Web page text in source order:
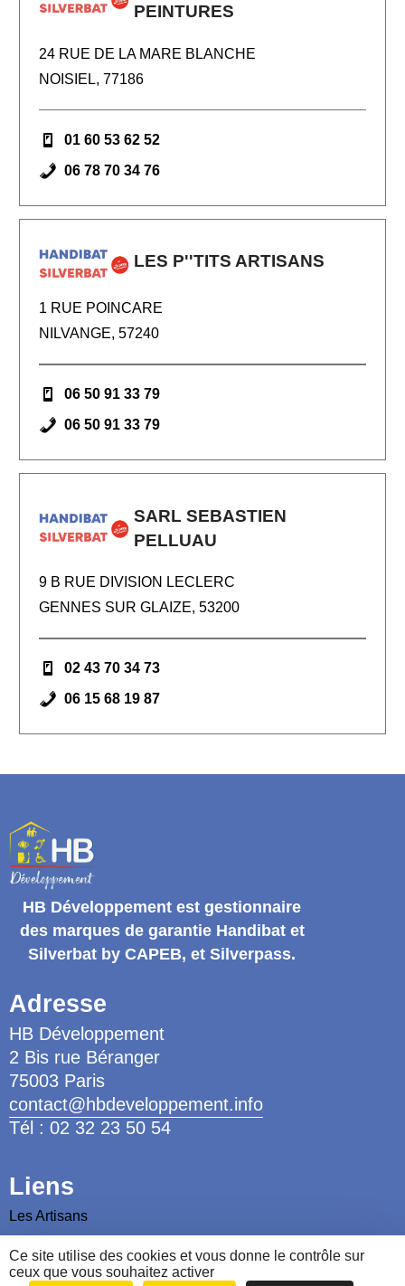
Ce site utilise des cookies et vous donne le contrôle sur
ceux que vous souhaitez activer
PEINTURES
24 RUE DE LA MARE BLANCHE
NOISIEL, 77186
01 60 53 62 52
06 78 70 34 76
LES P''TITS ARTISANS
1 RUE POINCARE
NILVANGE, 57240
06 50 91 33 79
06 50 91 33 79
SARL SEBASTIEN
PELLUAU
9 B RUE DIVISION LECLERC
GENNES SUR GLAIZE, 53200
02 43 70 34 73
06 15 68 19 87
HB Développement est gestionnaire
des marques de garantie Handibat et
Silverbat by CAPEB, et Silverpass.
Adresse
HB Développement
2 Bis rue Béranger
75003 Paris
contact@hbdeveloppement.info
Tél : 02 32 23 50 54
Liens
Les Artisans
Nous contacter